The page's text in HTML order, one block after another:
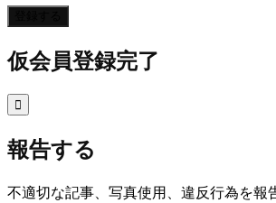
仮会員登録完了

報告する
不適切な記事、写真使用、違反行為を報